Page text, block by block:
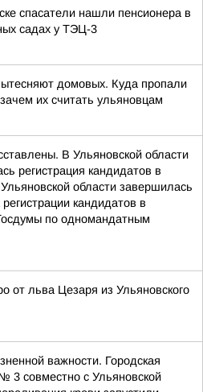
спасатели нашли пенсионера в
садах у ТЭЦ-3
домовых. Куда пропали
их считать ульяновцам
В Ульяновской области
регистрация кандидатов в
области завершилась
кандидатов в
по одномандатным
от льва Цезаря из Ульяновского
важности. Городская
3 совместно с Ульяновской